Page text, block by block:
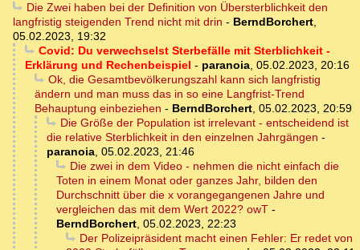
Die Zwei haben bei der Definition von Übersterblichkeit den
langfristig steigenden Trend nicht mit drin - BerndBorchert,
05.02.2023, 19:32
Covid: Du verwechselst Sterbefälle mit Sterblichkeit -
Erklärung und Rechenbeispiel - paranoia, 05.02.2023, 20:16
Ok, die Gesamtbevölkerungszahl kann sich langfristig
ändern und man muss das in so eine Langfrist-Trend
Behauptung einbeziehen - BerndBorchert, 05.02.2023, 20:59
Die Größe der Population ist irrelevant - entscheidend ist
die relative Sterblichkeit in den einzelnen Jahrgängen -
paranoia, 05.02.2023, 21:46
Die zwei in dem Video - nehmen die nicht einfach die
Toten in einem Monat oder ganzes Jahr, bilden den
Durchschnitt über die x vorangegangenen Jahre und
vergleichen das mit dem Wert 2022? owT -
BerndBorchert, 05.02.2023, 22:23
Der Polizeipräsident macht einen Fehler: Er redet von